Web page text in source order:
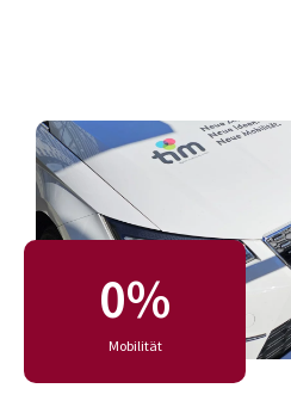
Mobilität
0%